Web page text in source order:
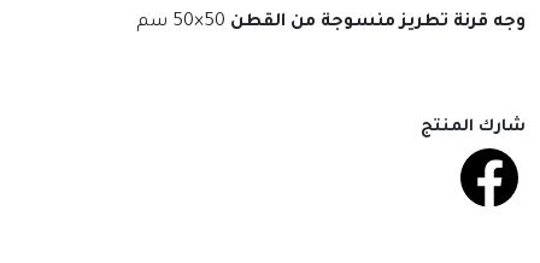
وجه قرنة تطريز منسوجة من القطن 50×50 سم
شارك المنتج